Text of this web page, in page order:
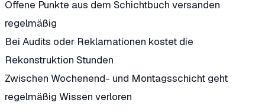
Offene Punkte aus dem Schichtbuch versanden
regelmäßig
Bei Audits oder Reklamationen kostet die
Rekonstruktion Stunden
Zwischen Wochenend- und Montagsschicht geht
regelmäßig Wissen verloren